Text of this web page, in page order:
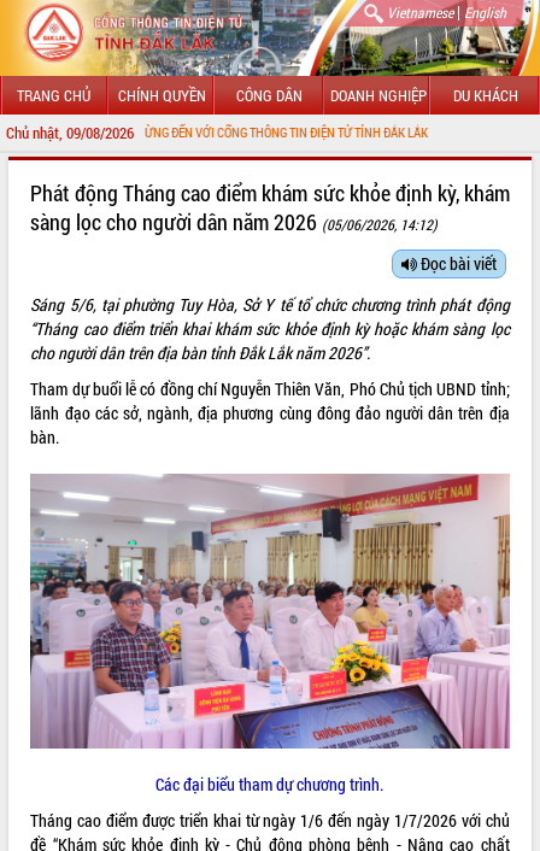
Vietnamese| English
TRANG CHỦ CHÍNH QUYỀN CÔNG DÂN DOANH NGHIỆP DU KHÁCH
Chủ nhật, 09/08/2026
CHÀO MỪNG ĐẾN VỚI CỔNG THÔNG TIN ĐIỆN TỬ TỈNH ĐẮK LẮK
LÃNH ĐẠO UBND TỈNH
SỞ, BAN, NGÀNH
THÔNG TIN CHỈ ĐẠO ĐIỀU HÀNH
HỆ THỐNG VĂN BẢN
VĂN BẢN HĐND TỈNH
ĐIỂM TIN VĂN BẢN
QUY HOẠCH - KẾ HOẠCH
Phát động Tháng cao điểm khám sức khỏe định kỳ, khám
sàng lọc cho người dân năm 2026 (05/06/2026, 14:12)
Đọc bài viết
Sáng 5/6, tại phường Tuy Hòa, Sở Y tế tổ chức chương trình phát động
“Tháng cao điểm triển khai khám sức khỏe định kỳ hoặc khám sàng lọc
cho người dân trên địa bàn tỉnh Đắk Lắk năm 2026”.
Tham dự buổi lễ có đồng chí Nguyễn Thiên Văn, Phó Chủ tịch UBND tỉnh;
lãnh đạo các sở, ngành, địa phương cùng đông đảo người dân trên địa
bàn.
Các đại biểu tham dự chương trình.
Tháng cao điểm được triển khai từ ngày 1/6 đến ngày 1/7/2026 với chủ
đề “Khám sức khỏe định kỳ - Chủ động phòng bệnh - Nâng cao chất